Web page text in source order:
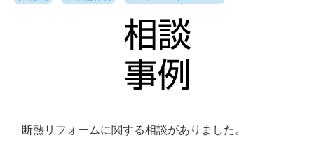
断熱リフォームに関する相談がありました。